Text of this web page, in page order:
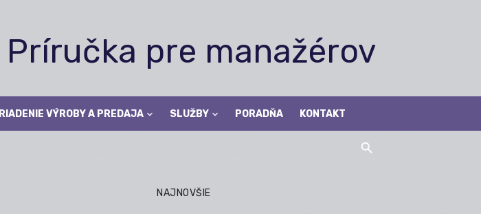
Príručka pre manažérov
RIADENIE VÝROBY A PREDAJA SLUŽBY PORADŇA KONTAKT
NAJNOVŠIE